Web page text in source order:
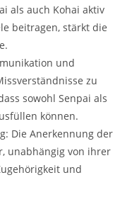
als auch Kohai aktiv
beitragen, stärkt die
und
zu
sowohl Senpai als
können.
Die Anerkennung der
unabhängig von ihrer
und